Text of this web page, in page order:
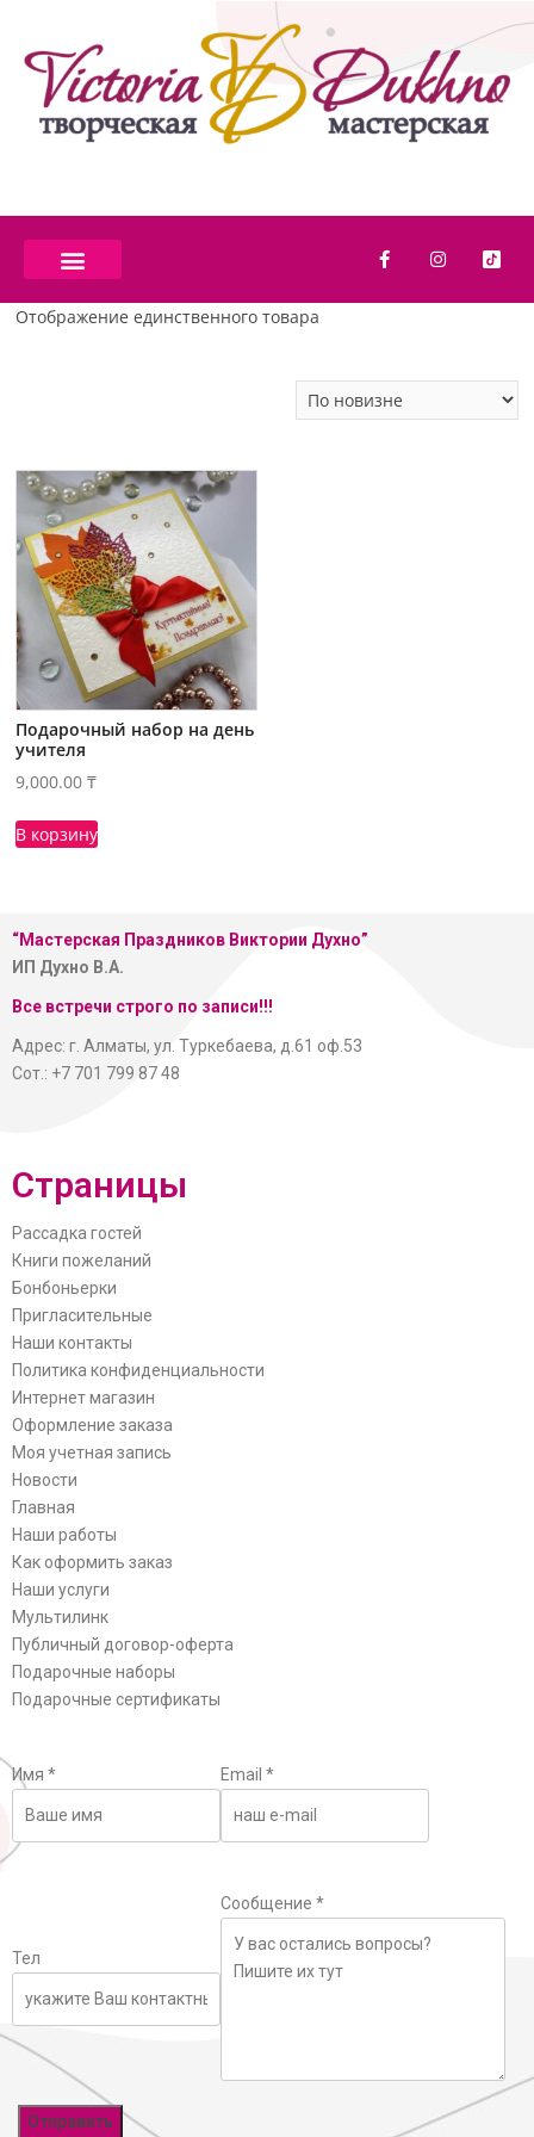
Отображение единственного товара
Подарочный набор на день
учителя
9,000.00₸
В корзину
“Мастерская Праздников Виктории Духно”
ИП Духно В.А.
Все встречи строго по записи!!!
Адрес: г. Алматы, ул. Туркебаева, д.61 оф.53
Сот.: +7 701 799 87 48
Страницы
Рассадка гостей
Книги пожеланий
Бонбоньерки
Пригласительные
Наши контакты
Политика конфиденциальности
Интернет магазин
Оформление заказа
Моя учетная запись
Новости
Главная
Наши работы
Как оформить заказ
Наши услуги
Мультилинк
Публичный договор-оферта
Подарочные наборы
Подарочные сертификаты
Имя * Email *
Тел
Сообщение *
Отправить